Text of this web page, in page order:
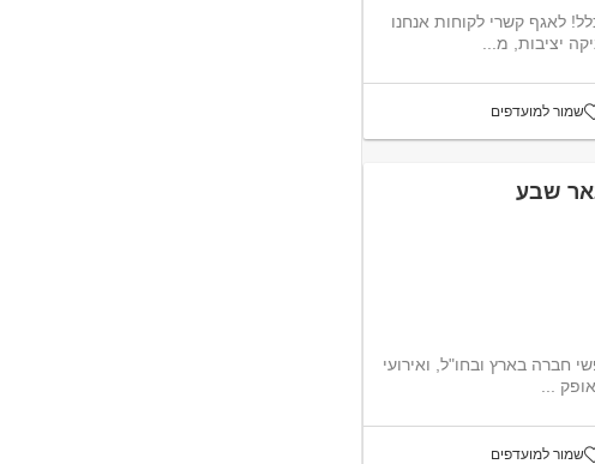
לאגף קשרי לקוחות אנחנו
שמור למועדפים
שבע
חברה בארץ ובחו"ל, ואירועי
...
שמור למועדפים